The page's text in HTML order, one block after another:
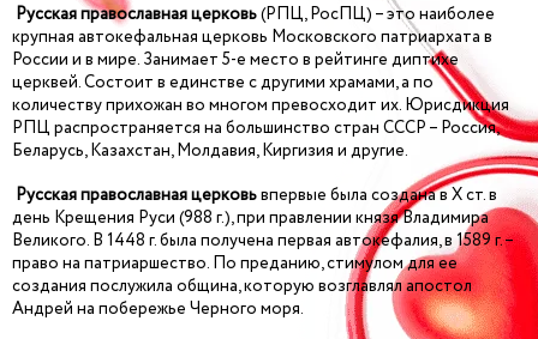
Русская православная церковь(РПЦ, РосПЦ) – это наиболее
крупная автокефальная церковь Московского патриархата в
России и в мире. Занимает 5-е место в рейтинге диптихе
церквей. Состоит в единстве с другими храмами, а по
количеству прихожан во многом превосходит их. Юрисдикция
РПЦ распространяется на большинство стран СССР – Россия,
Беларусь, Казахстан, Молдавия, Киргизия и другие.
Русская православная церковьвпервые была создана в X ст. в
день Крещения Руси (988 г.), при правлении князя Владимира
Великого. В 1448 г. была получена первая автокефалия, в 1589 г. –
право на патриаршество. По преданию, стимулом для ее
создания послужила община, которую возглавлял апостол
Андрей на побережье Черного моря.